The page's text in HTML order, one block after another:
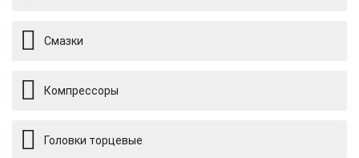
Смазки
Компрессоры
Головки торцевые